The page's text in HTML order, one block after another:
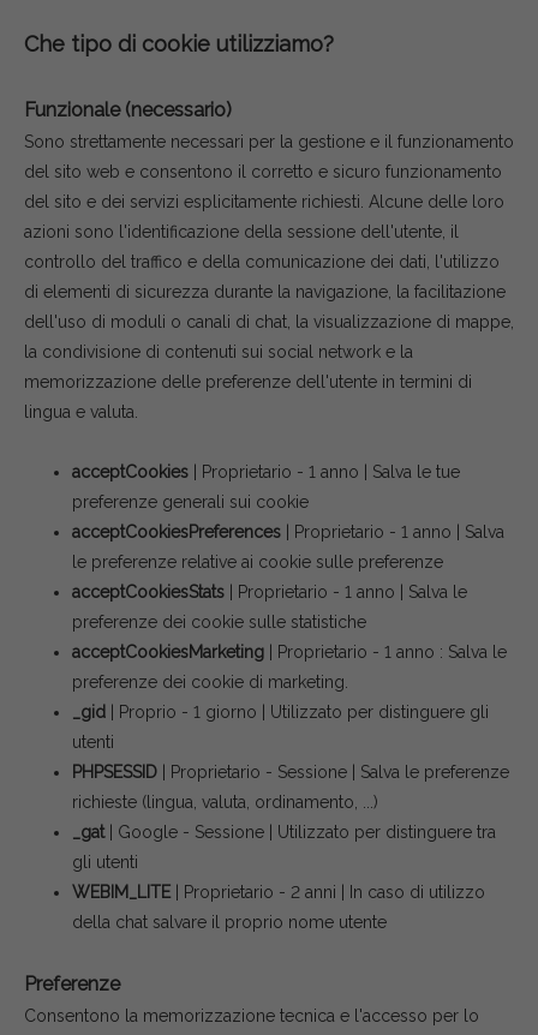
Che tipo di cookie utilizziamo?
Funzionale (necessario)
Sono strettamente necessari per la gestione e il funzionamento
del sito web e consentono il corretto e sicuro funzionamento
del sito e dei servizi esplicitamente richiesti. Alcune delle loro
azioni sono l'identificazione della sessione dell'utente, il
controllo del traffico e della comunicazione dei dati, l'utilizzo
di elementi di sicurezza durante la navigazione, la facilitazione
dell'uso di moduli o canali di chat, la visualizzazione di mappe,
la condivisione di contenuti sui social network e la
memorizzazione delle preferenze dell'utente in termini di
lingua e valuta.
acceptCookies | Proprietario - 1 anno | Salva le tue
preferenze generali sui cookie
acceptCookiesPreferences | Proprietario - 1 anno | Salva
le preferenze relative ai cookie sulle preferenze
acceptCookiesStats | Proprietario - 1 anno | Salva le
preferenze dei cookie sulle statistiche
acceptCookiesMarketing | Proprietario - 1 anno : Salva le
preferenze dei cookie di marketing.
_gid
| Proprio - 1 giorno | Utilizzato per distinguere gli
utenti
PHPSESSID | Proprietario - Sessione | Salva le preferenze
richieste (lingua, valuta, ordinamento, ...)
_gat| Google - Sessione | Utilizzato per distinguere tra
gli utenti
WEBIM_LITE | Proprietario - 2 anni | In caso di utilizzo
della chat salvare il proprio nome utente
Preferenze
Consentono la memorizzazione tecnica e l'accesso per lo